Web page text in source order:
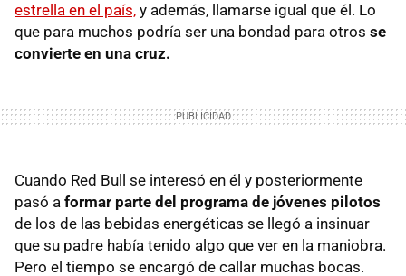
estrella en el país, y además, llamarse igual que él. Lo
que para muchos podría ser una bondad para otros se
convierte en una cruz.
Cuando Red Bull se interesó en él y posteriormente
pasó a formar parte del programa de jóvenes pilotos
de los de las bebidas energéticas se llegó a insinuar
que su padre había tenido algo que ver en la maniobra.
Pero el tiempo se encargó de callar muchas bocas.